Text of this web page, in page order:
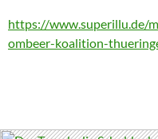
https://www.superillu.de/
ombeer-koalition-